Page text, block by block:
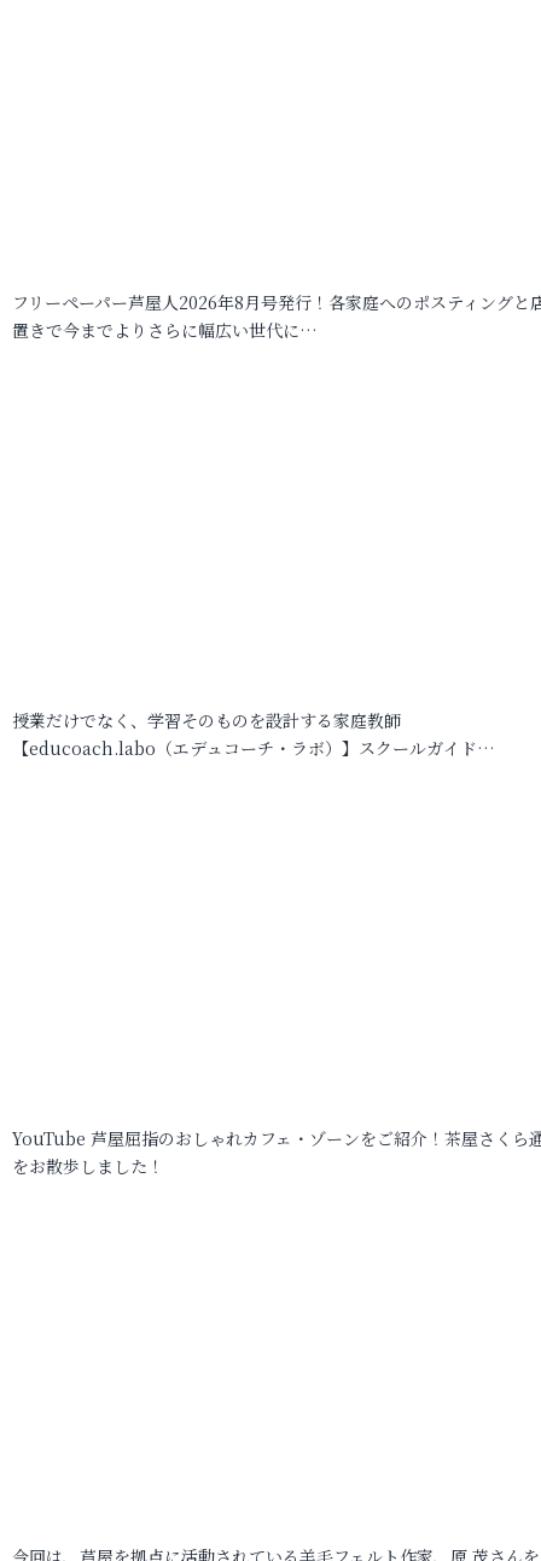
フリーペーパー芦屋人2026年8月号発行！各家庭へのポスティングと
置きで今までよりさらに幅広い世代に…
授業だけでなく、学習そのものを設計する家庭教師
【educoach.labo（エデュコーチ・ラボ）】スクールガイド…
YouTube 芦屋屈指のおしゃれカフェ・ゾーンをご紹介！茶屋さくら
をお散歩しました！
今回は、芦屋を拠点に活動されている羊毛フェルト作家、原 茂さん